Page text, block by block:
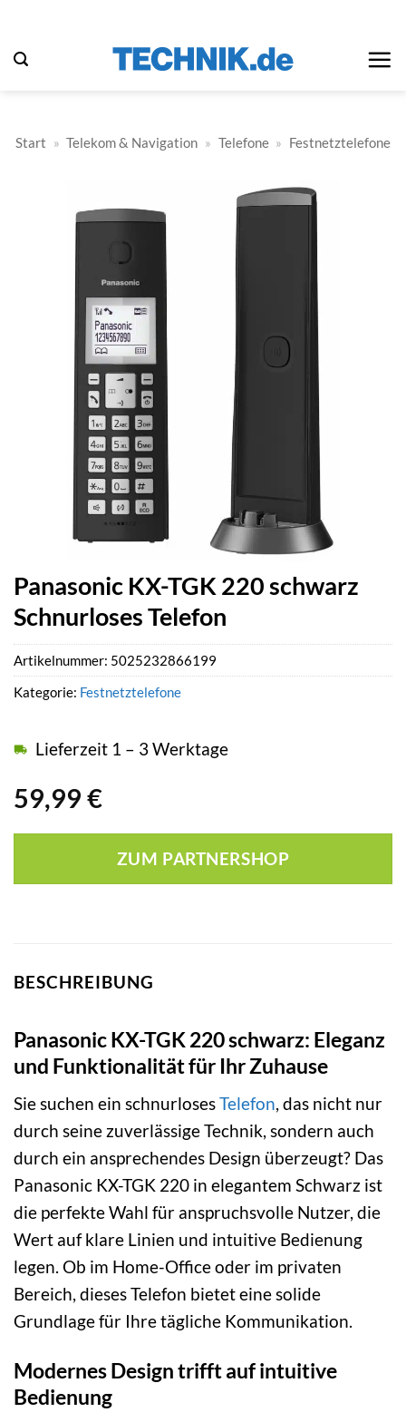
springen
Start » Telekom & Navigation » Telefone » Festnetztelefone
Panasonic KX-TGK 220 schwarz
Schnurloses Telefon
59,99 €
Lieferzeit 1 – 3 Werktage
ZUM PARTNERSHOP
Artikelnummer: 5025232866199
Kategorie: Festnetztelefone
BESCHREIBUNG
Panasonic KX-TGK 220 schwarz: Eleganz
und Funktionalität für Ihr Zuhause
Sie suchen ein schnurlosesTelefon, das nicht nur
durch seine zuverlässige Technik, sondern auch
durch ein ansprechendes Design überzeugt? Das
Panasonic KX-TGK 220 in elegantem Schwarz ist
die perfekte Wahl für anspruchsvolle Nutzer, die
Wert auf klare Linien und intuitive Bedienung
legen. Ob im Home-Office oder im privaten
Bereich, dieses Telefon bietet eine solide
Grundlage für Ihre tägliche Kommunikation.
Modernes Design trifft auf intuitive
Bedienung